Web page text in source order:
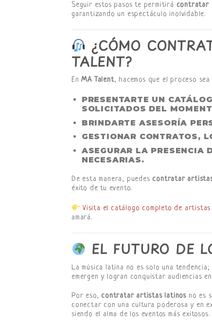
Seguir estos pasos te permitirá contratar
garantizando un espectáculo inolvidable.
¿CÓMO
TALENT?
EnMA Talent, hacemos que el proceso
PRESENTARTE UN
SOLICITADOS DEL
BRINDARTE ASESORÍA
GESTIONAR CONTRATOS,
ASEGURAR LA PRESENCIA
NECESARIAS.
De esta manera, puedes contratar
éxito de tu evento.
Visita el catálogo completo de artistas
amará.
EL FUTURO DE
La música latina no es solo una
emergen y logran conquistar audiencias
Por eso, contratar artistas latinos no es
conectar con una cultura poderosa y en
siendo el alma de los eventos más exitosos.